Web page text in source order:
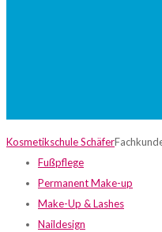
Kosmetikschule Schäfer
Fußpflege
Permanent Make-up
Make-Up & Lashes
Naildesign